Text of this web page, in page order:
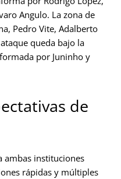
Angulo. La zona de
Pedro Vite, Adalberto
queda bajo la
por Juninho y
de
ambas instituciones
rápidas y múltiples